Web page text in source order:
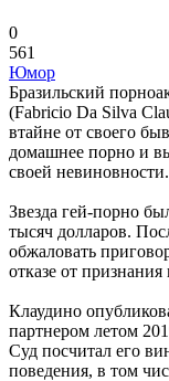
0
561
Юмор
Бразильский
(Fabricio Da Silva
втайне от своего
домашнее порно и
своей
Звезда гей-порно
тысяч долларов.
обжаловать
отказе от
Клаудино
партнером летом
Суд посчитал его
поведения, в том